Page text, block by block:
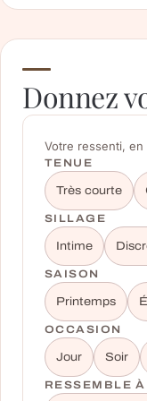
Donnez
Votre ressenti, en
TENUE
Très courte
SILLAGE
Intime
SAISON
Printemps
OCCASION
Jour Soir
RESSEMBLE À